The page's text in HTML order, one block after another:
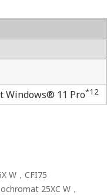
Windows® 11 Pro*12
W，CFI75
25XC W，